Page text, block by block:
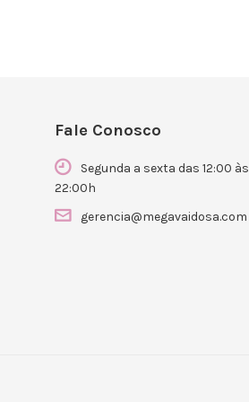
Fale Conosco
Segunda a sexta das 12:00 às
22:00h
gerencia@megavaidosa.com